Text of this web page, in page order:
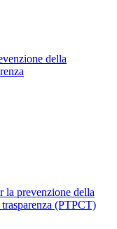
della
la prevenzione della
(PTPCT)